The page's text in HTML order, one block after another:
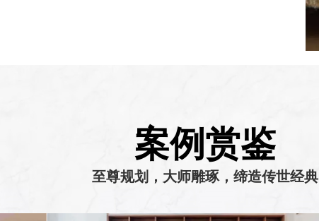
案例赏鉴
至尊规划，大师雕琢，缔造传世经典